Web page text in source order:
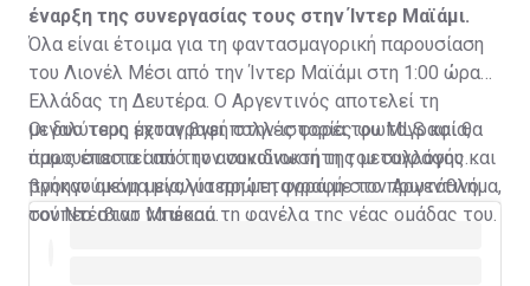
έναρξη της συνεργασίας τους στην Ίντερ Μαϊάμι.
Όλα είναι έτοιμα για τη φαντασμαγορική παρουσίαση
του Λιονέλ Μέσι από την Ίντερ Μαϊάμι στη 1:00 ώρα
Ελλάδας τη Δευτέρα. Ο Αργεντινός αποτελεί τη
μεγαλύτερη μεταγραφή στην ιστορία του MLS και θα
παρουσιαστεί από τον συνιδιοκτήτη του συλλόγου και
προηγούμενη μεγαλύτερη μεταγραφή στο πρωτάθλημα,
τον Ντέιβιντ Μπέκαμ.
Οι δυο τους έχουν βγει πολλές φορές φωτογραφία,
όμως έπειτα από την ανακοίνωση της μεταγραφής
βγήκαν ακόμα μία, για πρώτη φορά με τον Αργεντινό
σούπερ σταρ να φορά τη φανέλα της νέας ομάδας του.